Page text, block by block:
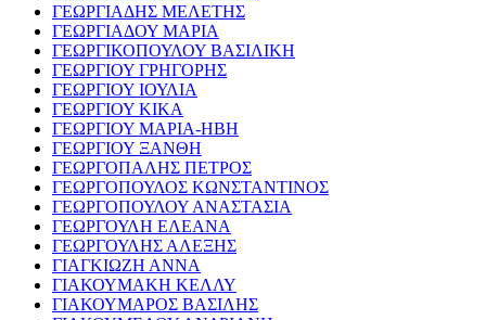
ΓΕΩΡΓΙΑΔΗΣ ΜΕΛΕΤΗΣ
ΓΕΩΡΓΙΑΔΟΥ ΜΑΡΙΑ
ΓΕΩΡΓΙΚΟΠΟΥΛΟΥ ΒΑΣΙΛΙΚΗ
ΓΕΩΡΓΙΟΥ ΓΡΗΓΟΡΗΣ
ΓΕΩΡΓΙΟΥ ΙΟΥΛΙΑ
ΓΕΩΡΓΙΟΥ ΚΙΚΑ
ΓΕΩΡΓΙΟΥ ΜΑΡΙΑ-ΗΒΗ
ΓΕΩΡΓΙΟΥ ΞΑΝΘΗ
ΓΕΩΡΓΟΠΑΛΗΣ ΠΕΤΡΟΣ
ΓΕΩΡΓΟΠΟΥΛΟΣ ΚΩΝΣΤΑΝΤΙΝΟΣ
ΓΕΩΡΓΟΠΟΥΛΟΥ ΑΝΑΣΤΑΣΙΑ
ΓΕΩΡΓΟΥΛΗ ΕΛΕΑΝΑ
ΓΕΩΡΓΟΥΛΗΣ ΑΛΕΞΗΣ
ΓΙΑΓΚΙΩΖΗ ΑΝΝΑ
ΓΙΑΚΟΥΜΑΚΗ ΚΕΛΛΥ
ΓΙΑΚΟΥΜΑΡΟΣ ΒΑΣΙΛΗΣ